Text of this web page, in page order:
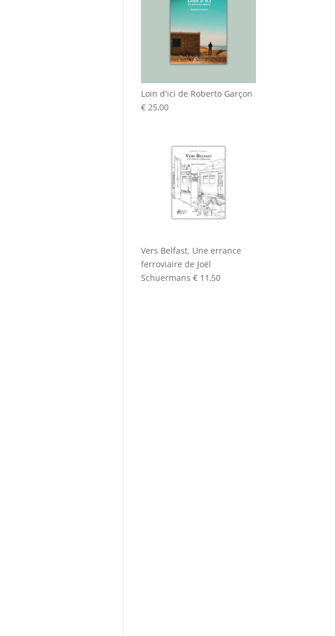
Loin d'ici de Roberto Garçon
€ 25,00
Vers Belfast. Une errance
ferroviaire de Joël
Schuermans € 11,50